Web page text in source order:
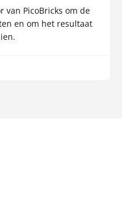
van PicoBricks om de
en om het resultaat